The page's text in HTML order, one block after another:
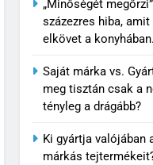
„Minőségét
százezres hiba,
elkövet a konyhában.
Saját márka vs.
meg tisztán csak a
tényleg a drágább?
Ki gyártja valójában
márkás